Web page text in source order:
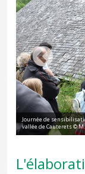
Journée de
vallée de Cauterets ©